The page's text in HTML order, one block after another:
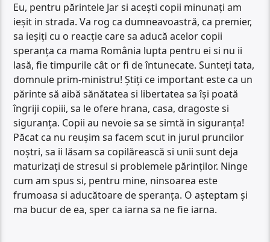
Eu, pentru părintele Jar si acești copii minunați am
ieșit in strada. Va rog ca dumneavoastră, ca premier,
sa ieșiți cu o reacție care sa aducă acelor copii
speranța ca mama România lupta pentru ei si nu ii
lasă, fie timpurile cât or fi de întunecate. Sunteți tata,
domnule prim-ministru! Știți ce important este ca un
părinte să aibă sănătatea si libertatea sa își poată
îngriji copiii, sa le ofere hrana, casa, dragoste si
siguranța. Copii au nevoie sa se simtă in siguranța!
Păcat ca nu reușim sa facem scut in jurul pruncilor
noștri, sa ii lăsam sa copilărească si unii sunt deja
maturizați de stresul si problemele părinților. Ninge
cum am spus si, pentru mine, ninsoarea este
frumoasa si aducătoare de speranța. O așteptam și
ma bucur de ea, sper ca iarna sa ne fie iarna.